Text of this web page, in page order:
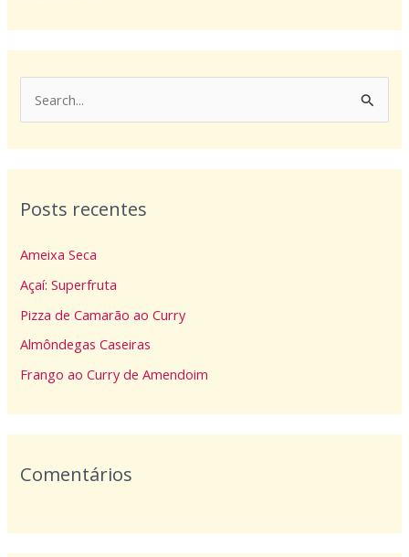
u
s
a
r
p
o
Posts recentes
Ameixa Seca
Açaí: Superfruta
Pizza de Camarão ao Curry
Almôndegas Caseiras
Frango ao Curry de Amendoim
Comentários